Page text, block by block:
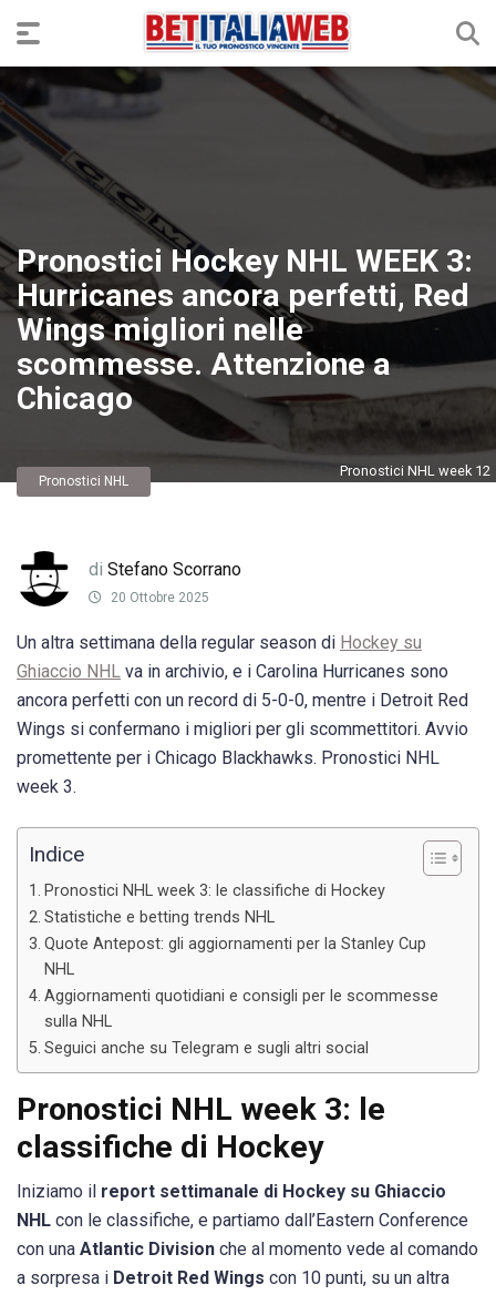
Pronostici Hockey NHL WEEK 3:
Hurricanes ancora perfetti, Red
Wings migliori nelle
scommesse. Attenzione a
Chicago
Pronostici NHL week 12
Pronostici NHL
di Stefano Scorrano
20 Ottobre 2025
Un altra settimana della regular season di Hockey su
Ghiaccio NHL va in archivio, e i Carolina Hurricanes sono
ancora perfetti con un record di 5-0-0, mentre i Detroit Red
Wings si confermano i migliori per gli scommettitori. Avvio
promettente per i Chicago Blackhawks. Pronostici NHL
week 3.
Indice
Pronostici NHL week 3: le classifiche di Hockey
Statistiche e betting trends NHL
Quote Antepost: gli aggiornamenti per la Stanley Cup
NHL
Aggiornamenti quotidiani e consigli per le scommesse
sulla NHL
Seguici anche su Telegram e sugli altri social
Pronostici NHL week 3: le
classifiche di Hockey
Iniziamo il report settimanale di Hockey su Ghiaccio
NHL con le classifiche, e partiamo dall’Eastern Conference
con una Atlantic Division che al momento vede al comando
a sorpresa i Detroit Red Wings con 10 punti, su un altra